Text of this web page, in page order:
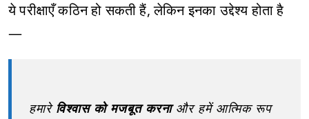
ये परीक्षाएँ कठिन हो सकती हैं, लेकिन इनका उद्देश्य होता है
—
हमारे विश्वास को मजबूत करनाऔर हमें आत्मिक रूप